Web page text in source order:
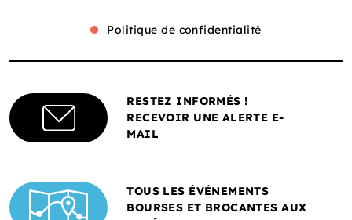
Politique de confidentialité
RESTEZ INFORMÉS !
RECEVOIR UNE ALERTE E-
MAIL
TOUS LES ÉVÉNEMENTS
BOURSES ET BROCANTES AUX